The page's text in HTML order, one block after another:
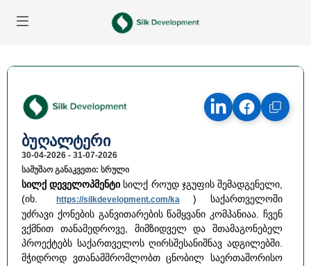
ბუღალტერი
30-04-2026 - 31-07-2026
სამუშაო განაკვეთი: სრული
სილქ დეველოპმენტი სილქ როუდ ჯგუფის შემადგენელი,
(იხ.
https://silkdevelopment.com/ka ) საქართველოში
უძრავი ქონების განვითარების წამყვანი კომპანიაა. ჩვენ
ვქმნით თანამედროვე, მიმზიდველ და შთამაგონებელ
პროექტებს საქართველოს ღირსშესანიშნავ ადგილებში.
მჭიდროდ ვთანამშრომლობთ ცნობილ საერთაშორისო